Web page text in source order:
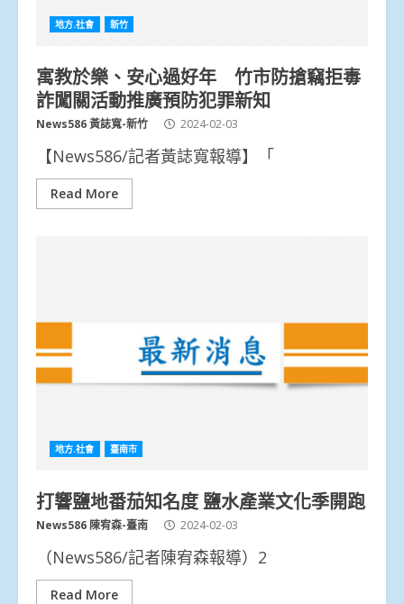
地方.社會 新竹
寓教於樂、安心過好年 竹市防搶竊拒毒
詐闖關活動推廣預防犯罪新知
News586 黃誌寬-新竹 2024-02-03
【News586/記者黃誌寬報導】「
Read More
地方.社會 臺南市
打響鹽地番茄知名度 鹽水產業文化季開跑
News586 陳宥森-臺南 2024-02-03
（News586/記者陳宥森報導）2
Read More